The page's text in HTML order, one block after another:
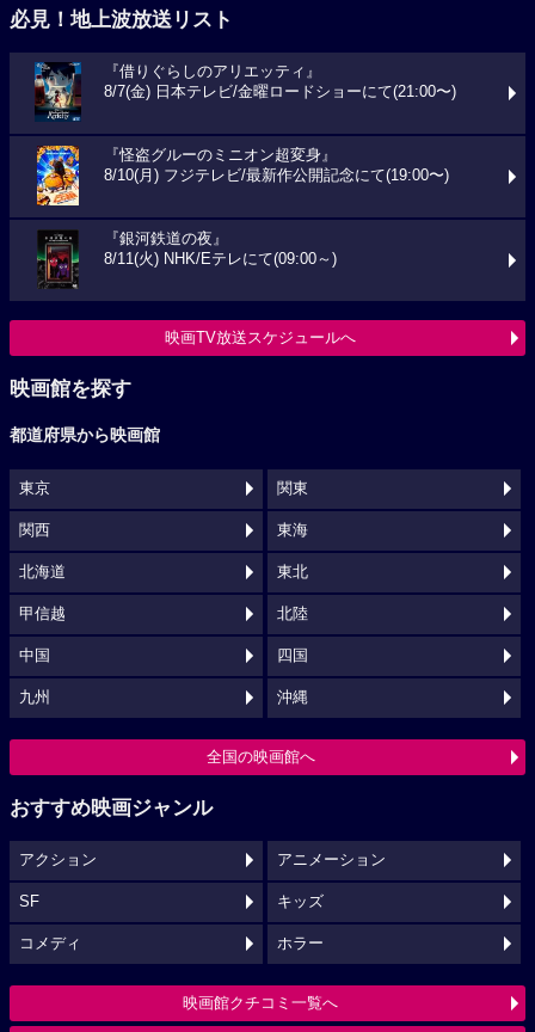
必見！地上波放送リスト
『借りぐらしのアリエッティ』
8/7(金) 日本テレビ/金曜ロードショーにて(21:00〜)
『怪盗グルーのミニオン超変身』
8/10(月) フジテレビ/最新作公開記念にて(19:00〜)
『銀河鉄道の夜』
8/11(火) NHK/Eテレにて(09:00～)
映画TV放送スケジュールへ
映画館を探す
都道府県から映画館
東京 関東
関西 東海
北海道 東北
甲信越 北陸
中国 四国
九州 沖縄
全国の映画館へ
おすすめ映画ジャンル
アクション アニメーション
SF キッズ
コメディ ホラー
映画館クチコミ一覧へ